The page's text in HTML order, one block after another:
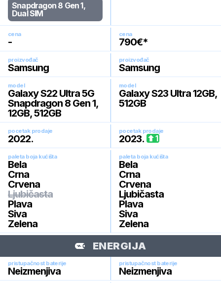
Snapdragon 8 Gen 1,
Dual SIM
cena
-
cena
790€*
proizvođač
Samsung
proizvođač
Samsung
model
Galaxy S22 Ultra 5G
Snapdragon 8 Gen 1,
12GB, 512GB
model
Galaxy S23 Ultra 12GB,
512GB
pocetak prodaje
2022.
pocetak prodaje
2023. 1
paleta boja kućišta
Bela
Crna
Crvena
Ljubičasta
Plava
Siva
Zelena
paleta boja kućišta
Bela
Crna
Crvena
Ljubičasta
Plava
Siva
Zelena
ENERGIJA
pristupačnost baterije
Neizmenjiva
pristupačnost baterije
Neizmenjiva